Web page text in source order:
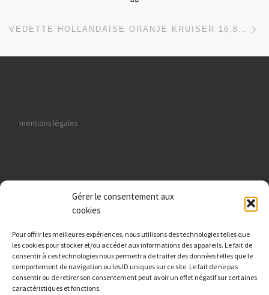
Gérer le consentement aux
cookies
Pour offrir les meilleures expériences, nous utilisons des technologies telles que
les cookies pour stocker et/ou accéder aux informations des appareils. Le fait de
consentir à ces technologies nous permettra de traiter des données telles que le
comportement de navigation ou les ID uniques sur ce site. Le fait de ne pas
consentir ou de retirer son consentement peut avoir un effet négatif sur certaines
caractéristiques et fonctions.
VEDETTE HOLLANDAISE ORANJE KRUISER 16,80 M
mentions légales
données personnelles
Viking Nautik : Route de Paris 27000 Evreux